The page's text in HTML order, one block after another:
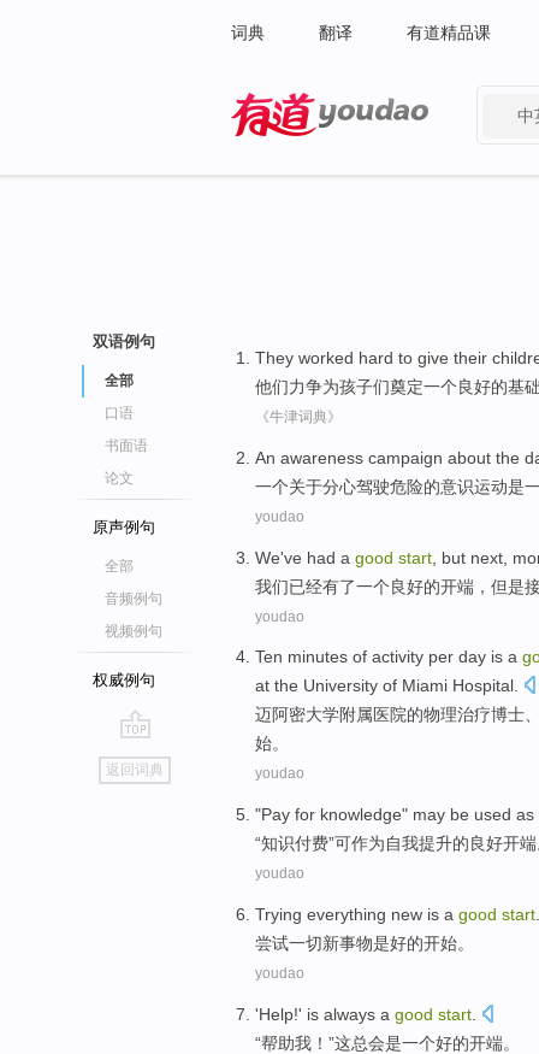
词典 翻译 有道精品课
中
双语例句
全部
口语
书面语
论文
原声例句
全部
音频例句
视频例句
权威例句
go
top
返回词典
They worked hard to give their
他们力争为孩子们奠定一个良好的基
《牛津词典》
An awareness campaign about the
一个关于分心驾驶危险的意识运动是
youdao
We've had a good start but next
我们已经有了一个良好的开端 ， 但是
youdao
Ten minutes of activity per day is a
at the University of Miami Hospital.
迈阿密大学附属医院的物理治疗博士
始。
youdao
"Pay for knowledge" may be used
“知识付费”可作为自我提升的良好开
youdao
Trying everything new is a good start
尝试一切新事物是好的开始。
youdao
'Help!' is always a good start
“帮助我！”这总会是一个好的开端。